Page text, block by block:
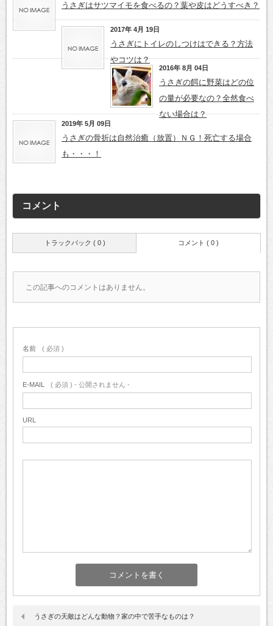
うさぎはサツマイモを食べるの？葉や皮はどうすべき？
2017年 4月 19日
うさぎにトイレのしつけはできる？方法
やコツは？
2016年 8月 04日
うさぎの餌に野菜はどの位
の量が必要なの？全然食べ
ない場合は？
2019年 5月 09日
うさぎの骨折は自然治癒（放置）ＮＧ！死亡する場合
も・・・！
コメント
トラックバック ( 0 ) コメント ( 0 )
この記事へのコメントはありません。
名前 ( 必須 )
E-MAIL ( 必須 ) - 公開されません -
URL
うさぎの天敵はどんな動物？家の中で苦手なものは？